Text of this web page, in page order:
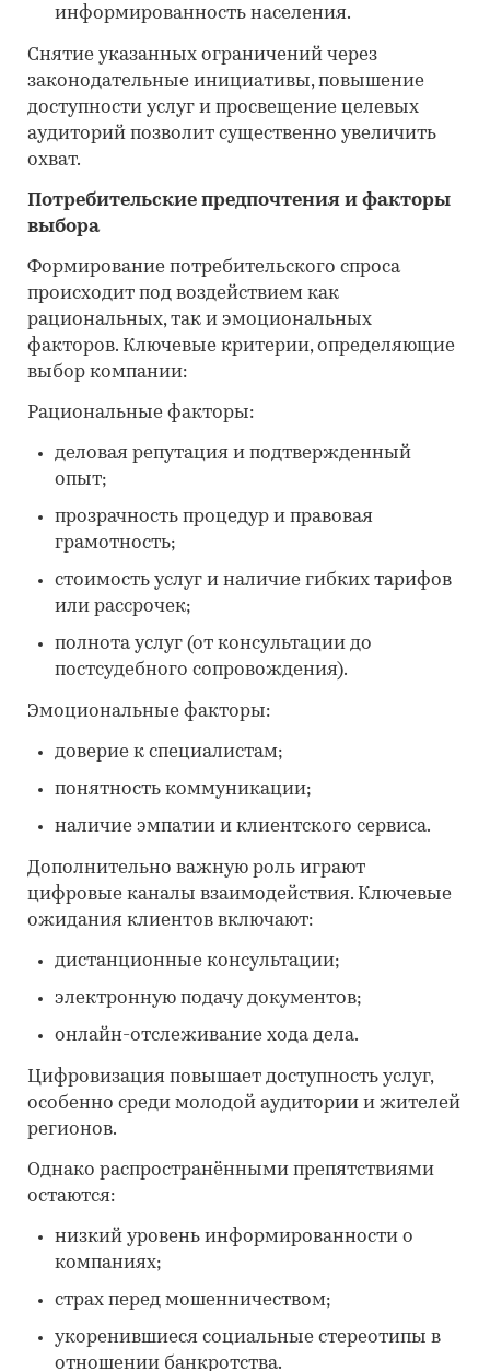
информированность населения.
Снятие указанных ограничений через
законодательные инициативы, повышение
доступности услуг и просвещение целевых
аудиторий позволит существенно увеличить
охват.
Потребительские предпочтения и факторы
выбора
Формирование потребительского спроса
происходит под воздействием как
рациональных, так и эмоциональных
факторов. Ключевые критерии, определяющие
выбор компании:
Рациональные факторы:
деловая репутация и подтвержденный
опыт;
прозрачность процедур и правовая
грамотность;
стоимость услуг и наличие гибких тарифов
или рассрочек;
полнота услуг (от консультации до
постсудебного сопровождения).
Эмоциональные факторы:
доверие к специалистам;
понятность коммуникации;
наличие эмпатии и клиентского сервиса.
Дополнительно важную роль играют
цифровые каналы взаимодействия. Ключевые
ожидания клиентов включают:
дистанционные консультации;
электронную подачу документов;
онлайн-отслеживание хода дела.
Цифровизация повышает доступность услуг,
особенно среди молодой аудитории и жителей
регионов.
Однако распространёнными препятствиями
остаются:
низкий уровень информированности о
компаниях;
страх перед мошенничеством;
укоренившиеся социальные стереотипы в
отношении банкротства.